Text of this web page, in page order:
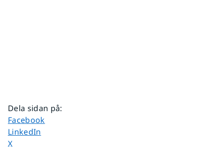
Dela sidan på:
Dela sidan på
Facebook
Dela sidan på
LinkedIn
Dela sidan på
X